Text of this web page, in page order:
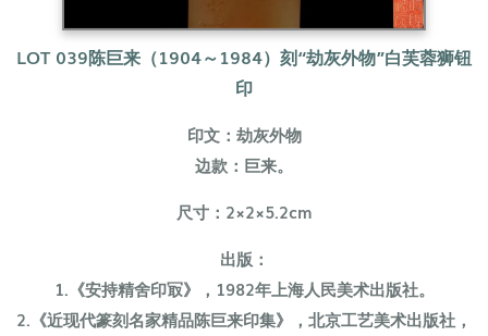
LOT 039陈巨来（1904～1984） 刻“劫灰外物”白芙蓉狮钮
印
印文：劫灰外物
边款：巨来。
尺寸：2×2×5.2cm
出版：
1.《安持精舍印冣》，1982年上海人民美术出版社。
2.《近现代篆刻名家精品陈巨来印集》，北京工艺美术出版社，